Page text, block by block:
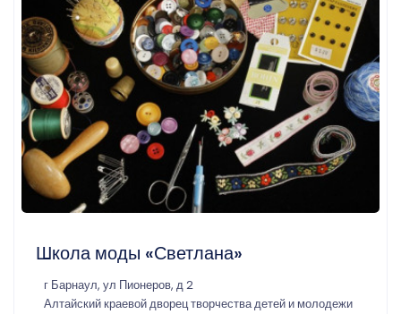
Школа моды «Светлана»
г Барнаул, ул Пионеров, д 2
Алтайский краевой дворец творчества детей и молодежи